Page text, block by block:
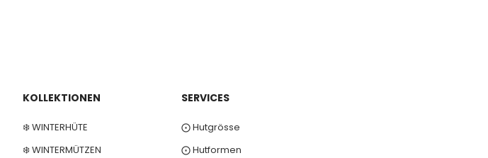
KOLLEKTIONEN
❄️ WINTERHÜTE
❄️ WINTERMÜTZEN
SERVICES
⨀ Hutgrösse
⨀ Hutformen